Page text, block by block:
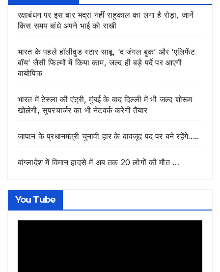
रक्षाबंधन पर इस बार भद्रा नहीं राहुकाल का लगा है रोड़ा, जानें
किस समय बांधे अपने भाई को राखी
भारत के पहले हॉलीवुड स्टार साबू, ‘द जंगल बुक’ और ‘एलिफेंट
बॉय’ जैसी फिल्मों में किया काम, जल्द ही बड़े पर्दे पर आएगी
बायोपिक
भारत में टेस्ला की एंट्री, मुंबई के बाद दिल्ली में भी जल्द शोरूम
खोलेगी, सुपरचार्जर का भी नेटवर्क करेगी तैयार
जापान के प्रधानमंत्री चुनावी हार के बावजूद पद पर बने रहेंगे…..
बांग्लादेश में विमान हादसे में अब तक 20 लोगों की मौत …
You Tube